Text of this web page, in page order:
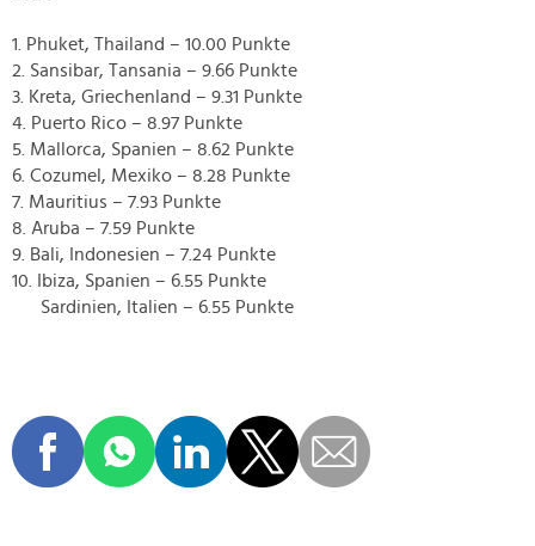
1. Phuket, Thailand – 10.00 Punkte
2. Sansibar, Tansania – 9.66 Punkte
3. Kreta, Griechenland – 9.31 Punkte
4. Puerto Rico – 8.97 Punkte
5. Mallorca, Spanien – 8.62 Punkte
6. Cozumel, Mexiko – 8.28 Punkte
7. Mauritius – 7.93 Punkte
8. Aruba – 7.59 Punkte
9. Bali, Indonesien – 7.24 Punkte
10. Ibiza, Spanien – 6.55 Punkte
Sardinien, Italien – 6.55 Punkte